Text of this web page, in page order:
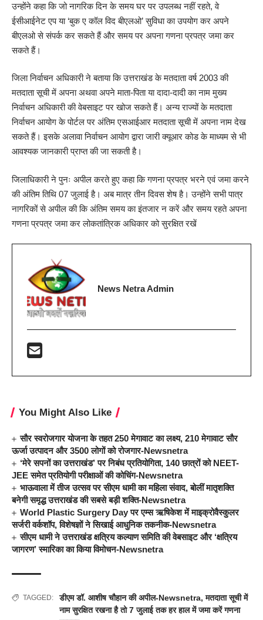
उन्होंने कहा कि जो नागरिक दिन के समय घर पर उपलब्ध नहीं रहते, वे
ईसीआईनेट एप या ‘बुक ए कॉल विद बीएलओ’ सुविधा का उपयोग कर अपने
बीएलओ से संपर्क कर सकते हैं और समय पर अपना गणना प्रपत्र जमा कर
सकते हैं।
जिला निर्वाचन अधिकारी ने बताया कि उत्तराखंड के मतदाता वर्ष 2003 की
मतदाता सूची में अपना अथवा अपने माता-पिता या दादा-दादी का नाम मुख्य
निर्वाचन अधिकारी की वेबसाइट पर खोज सकते हैं। अन्य राज्यों के मतदाता
निर्वाचन आयोग के पोर्टल पर अंतिम एसआईआर मतदाता सूची में अपना नाम देख
सकते हैं। इसके अलावा निर्वाचन आयोग द्वारा जारी क्यूआर कोड के माध्यम से भी
आवश्यक जानकारी प्राप्त की जा सकती है।
जिलाधिकारी ने पुनः अपील करते हुए कहा कि गणना प्रपत्र भरने एवं जमा करने
की अंतिम तिथि 07 जुलाई है। अब मात्र तीन दिवस शेष है। उन्होंने सभी पात्र
नागरिकों से अपील की कि अंतिम समय का इंतजार न करें और समय रहते अपना
गणना प्रपत्र जमा कर लोकतांत्रिक अधिकार को सुरक्षित रखें
News Netra Admin
You Might Also Like
सौर स्वरोजगार योजना के तहत 250 मेगावाट का लक्ष्य, 210 मेगावाट सौर
ऊर्जा उत्पादन और 3500 लोगों को रोजगार-Newsnetra
‘मेरे सपनों का उत्तराखंड’ पर निबंध प्रतियोगिता, 140 छात्रों को NEET-
JEE समेत प्रतियोगी परीक्षाओं की कोचिंग-Newsnetra
भाऊवाला में तीज उत्सव पर सीएम धामी का महिला संवाद, बोलीं मातृशक्ति
बनेगी समृद्ध उत्तराखंड की सबसे बड़ी शक्ति-Newsnetra
World Plastic Surgery Day पर एम्स ऋषिकेश में माइक्रोवैस्कुलर
सर्जरी वर्कशॉप, विशेषज्ञों ने सिखाई आधुनिक तकनीक-Newsnetra
सीएम धामी ने उत्तराखंड क्षत्रिय कल्याण समिति की वेबसाइट और ‘क्षत्रिय
जागरण’ स्मारिका का किया विमोचन-Newsnetra
TAGGED: डीएम डॉ. आशीष चौहान की अपील-Newsnetra,मतदाता सूची में
नाम सुरक्षित रखना है तो 7 जुलाई तक हर हाल में जमा करें गणना